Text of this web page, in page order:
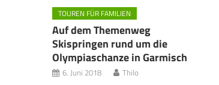
TOUREN FÜR FAMILIEN
Auf dem Themenweg
Skispringen rund um die
Olympiaschanze in Garmisch
6. Juni 2018 Thilo